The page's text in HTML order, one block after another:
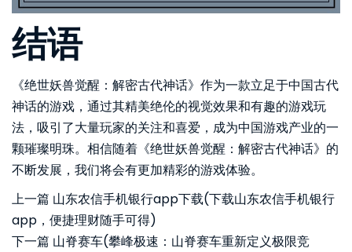
结语
《绝世妖兽觉醒：解密古代神话》作为一款立足于中国古代
神话的游戏，通过其精美绝伦的视觉效果和有趣的游戏玩
法，吸引了大量玩家的关注和喜爱，成为中国游戏产业的一
颗璀璨明珠。相信随着《绝世妖兽觉醒：解密古代神话》的
不断发展，我们将会有更加精彩的游戏体验。
上一篇 山东农信手机银行app下载(下载山东农信手机银行
app，便捷理财随手可得)
下一篇 山脊赛车(攀峰极速：山脊赛车重新定义极限竞